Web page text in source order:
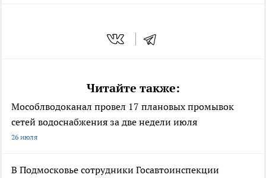
Читайте также:
Мособлводоканал провел 17 плановых промывок
сетей водоснабжения за две недели июля
26 июля
В Подмосковье сотрудники Госавтоинспекции